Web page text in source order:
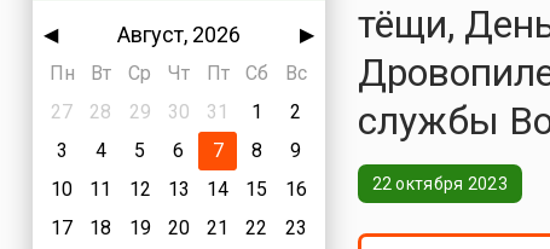
◀ Август, 2026
▶
Пн
Вт Ср Чт Пт Сб
Вс
27
28 29 30 31 1
2
3
4 5 6 7 8
9
10
11 12 13 14 15
16
17
18 19 20 21 22
23
тёщи,
службы
22 октября 2023